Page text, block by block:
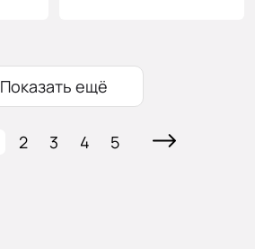
Показать ещё
2 3 4 5